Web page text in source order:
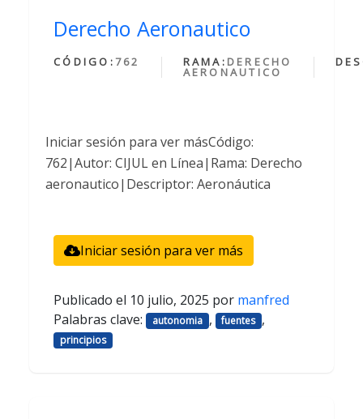
Derecho Aeronautico
CÓDIGO: 762 RAMA: DERECHO
AERONAUTICO
Iniciar sesión para ver másCódigo:
762|Autor: CIJUL en Línea|Rama: Derecho
aeronautico|Descriptor: Aeronáutica
Iniciar sesión para ver más
Publicado el 10 julio, 2025 por manfred
Palabras clave:
autonomia , fuentes ,
principios